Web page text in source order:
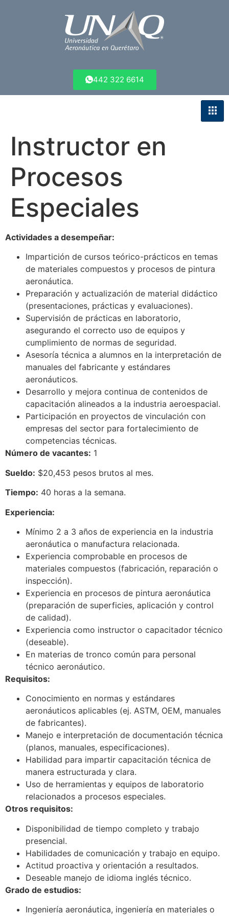
442 322 6614
Instructor en
Procesos
Especiales
Actividades a desempeñar:
Impartición de cursos teórico-prácticos en temas
de materiales compuestos y procesos de pintura
aeronáutica.
Preparación y actualización de material didáctico
(presentaciones, prácticas y evaluaciones).
Supervisión de prácticas en laboratorio,
asegurando el correcto uso de equipos y
cumplimiento de normas de seguridad.
Asesoría técnica a alumnos en la interpretación de
manuales del fabricante y estándares
aeronáuticos.
Desarrollo y mejora continua de contenidos de
capacitación alineados a la industria aeroespacial.
Participación en proyectos de vinculación con
empresas del sector para fortalecimiento de
competencias técnicas.
Número de vacantes: 1
Sueldo: $20,453 pesos brutos al mes.
Tiempo: 40 horas a la semana.
Experiencia:
Mínimo 2 a 3 años de experiencia en la industria
aeronáutica o manufactura relacionada.
Experiencia comprobable en procesos de
materiales compuestos (fabricación, reparación o
inspección).
Experiencia en procesos de pintura aeronáutica
(preparación de superficies, aplicación y control
de calidad).
Experiencia como instructor o capacitador técnico
(deseable).
En materias de tronco común para personal
técnico aeronáutico.
Requisitos:
Conocimiento en normas y estándares
aeronáuticos aplicables (ej. ASTM, OEM, manuales
de fabricantes).
Manejo e interpretación de documentación técnica
(planos, manuales, especificaciones).
Habilidad para impartir capacitación técnica de
manera estructurada y clara.
Uso de herramientas y equipos de laboratorio
relacionados a procesos especiales.
Otros requisitos:
Disponibilidad de tiempo completo y trabajo
presencial.
Habilidades de comunicación y trabajo en equipo.
Actitud proactiva y orientación a resultados.
Deseable manejo de idioma inglés técnico.
Grado de estudios:
Ingeniería aeronáutica, ingeniería en materiales o